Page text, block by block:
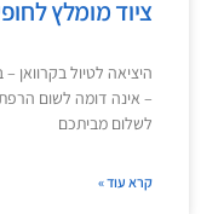
ציוד מומלץ
היציאה לטיול בקרוואן –
– אינה דומה לשום
לשלום מביתכם
קרא עוד »